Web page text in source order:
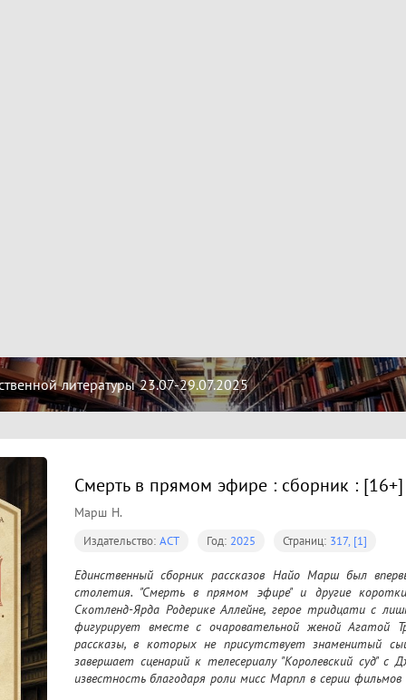
литературы 23.07-29.07.2025
Смерть в прямом эфире : сборник : [16+]
Марш Н.
Издательство: АСТ Год: 2025 Страниц: 317, [1]
Единственный сборник рассказов Найо Марш был
столетия. "Смерть в прямом эфире" и другие
Скотленд-Ярда Родерике Аллейне, герое тридцати с
фигурирует вместе с очаровательной женой Агатой
рассказы, в которых не присутствует знаменитый
завершает сценарий к телесериалу "Королевский суд"
известность благодаря роли мисс Марпл в серии